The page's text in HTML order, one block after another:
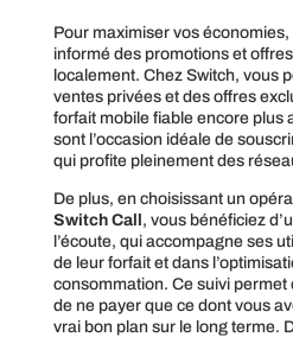
Pour maximiser vos
informé des promotions et
localement. Chez Switch, vous
ventes privées et des offres
forfait mobile fiable encore plus
sont l’occasion idéale de
qui profite pleinement des
De plus, en choisissant un
Switch Call, vous bénéficiez
l’écoute, qui accompagne ses
de leur forfait et dans
consommation. Ce suivi permet
de ne payer que ce dont vous
vrai bon plan sur le long terme.